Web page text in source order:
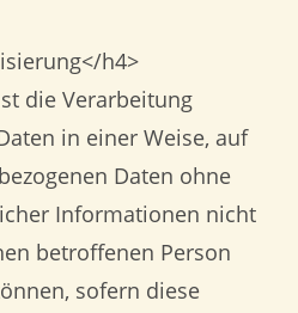
h4>
die Verarbeitung
in einer Weise, auf
Daten ohne
Informationen nicht
betroffenen Person
sofern diese